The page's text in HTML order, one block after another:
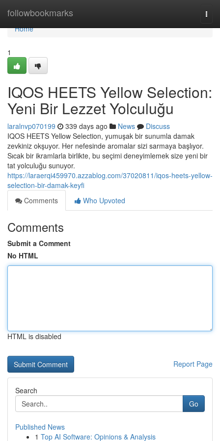
followbookmarks
Home
Home
1
IQOS HEETS Yellow Selection:
Yeni Bir Lezzet Yolculuğu
laralnvp070199 339 days ago News
Discuss
IQOS HEETS Yellow Selection, yumuşak bir sunumla damak
zevkiniz okşuyor. Her nefesinde aromalar sizi sarmaya başlıyor.
Sıcak bir ikramlarla birlikte, bu seçimi deneyimlemek size yeni bir
tat yolculuğu sunuyor.
https://laraerqi459970.azzablog.com/37020811/iqos-heets-yellow-
selection-bir-damak-keyfi
Comments
Who Upvoted
Comments
Submit a Comment
No HTML
HTML is disabled
Report Page
Search
Go
Published News
1 Top AI Software: Opinions & Analysis